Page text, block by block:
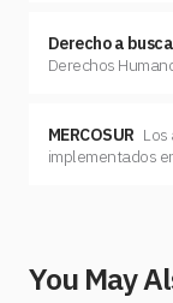
Derecho a
Derechos
MERCOSUR Los
implementados
You May